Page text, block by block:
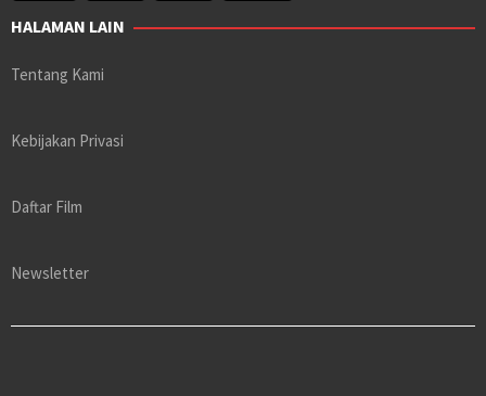
HALAMAN LAIN
Tentang Kami
Kebijakan Privasi
Daftar Film
Newsletter